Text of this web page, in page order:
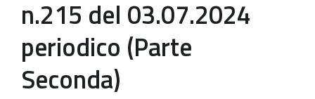
n.215 del 03.07.2024
periodico (Parte
Seconda)